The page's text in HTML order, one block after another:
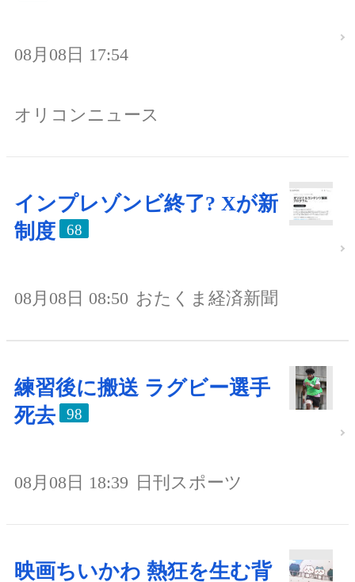
08月08日 17:54
オリコンニュース
インプレゾンビ終了? Xが新
制度
68
08月08日 08:50 おたくま経済新聞
練習後に搬送 ラグビー選手
死去
98
08月08日 18:39 日刊スポーツ
映画ちいかわ 熱狂を生む背